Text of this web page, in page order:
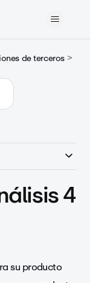
de terceros
4
su producto